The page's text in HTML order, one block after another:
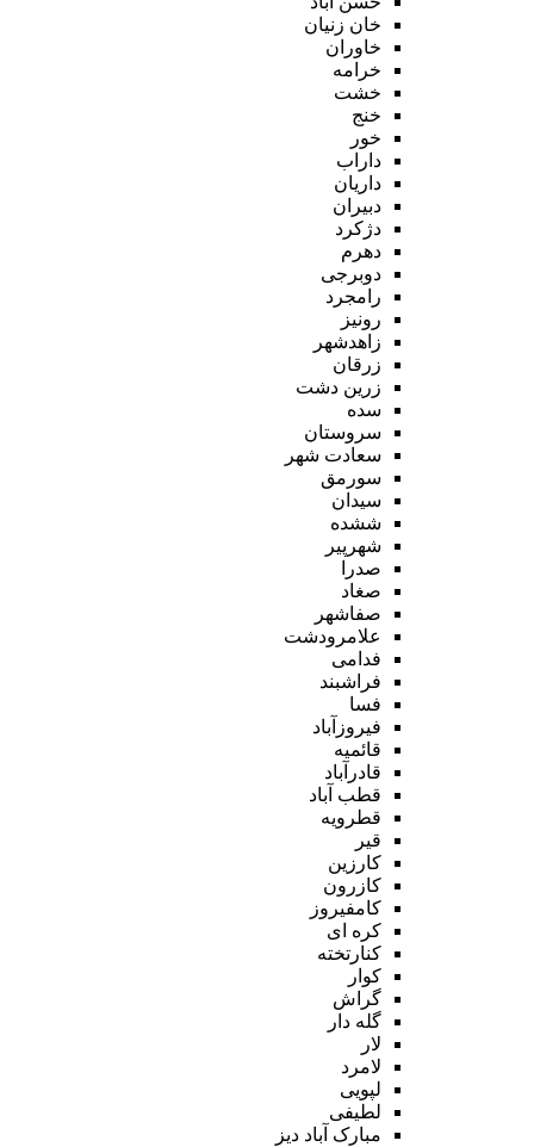
خان زنیان
خاوران
خرامه
خشت
خنج
خور
داراب
داریان
دبیران
دژکرد
دهرم
دوبرجی
رامجرد
رونیز
زاهدشهر
زرقان
زرین دشت
سده
سروستان
سعادت شهر
سورمق
سیدان
ششده
شهرپیر
صدرا
صغاد
صفاشهر
علامرودشت
فدامی
فراشبند
فسا
فیروزآباد
قائمیه
قادرآباد
قطب آباد
قطرویه
قیر
کارزین
کازرون
کامفیروز
کره ای
کنارتخته
کوار
گراش
گله دار
لار
لامرد
لپویی
لطیفی
مبارک آباد دیز